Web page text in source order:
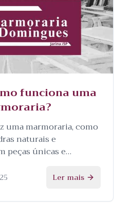
funciona uma
uma marmoraria, como
naturais e
peças únicas e
Ler mais